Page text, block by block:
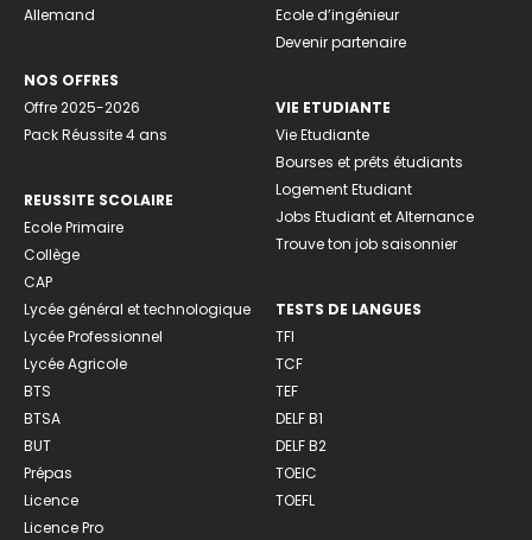
Allemand
NOS OFFRES
Offre 2025-2026
Pack Réussite 4 ans
REUSSITE SCOLAIRE
Ecole Primaire
Collège
CAP
Lycée général et technologique
Lycée Professionnel
Lycée Agricole
BTS
BTSA
BUT
Prépas
Licence
Licence Pro
Ecole d’ingénieur
Devenir partenaire
VIE ETUDIANTE
Vie Etudiante
Bourses et prêts étudiants
Logement Etudiant
Jobs Etudiant et Alternance
Trouve ton job saisonnier
TESTS DE LANGUES
TFI
TCF
TEF
DELF B1
DELF B2
TOEIC
TOEFL